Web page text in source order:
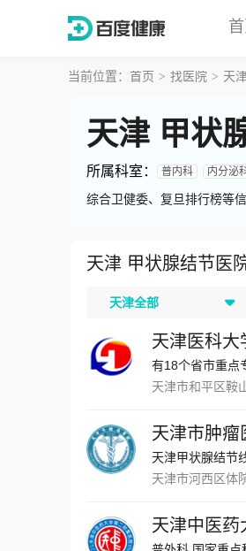
当前位置： 首页 找医院 天
天津 甲状
所属科室 ： 普内科 内分泌
综合卫健委、复旦排行榜等
天津 甲状腺结节医
天津全部
天津医科大
有18个省市重点
天津市和平区鞍
天津市肿瘤
天津甲状腺结节
天津市河西区体
天津中医药